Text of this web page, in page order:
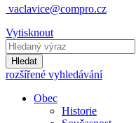
vaclavice@compro.cz
Vytisknout
Hledat
rozšířené vyhledávání
Obec
Historie